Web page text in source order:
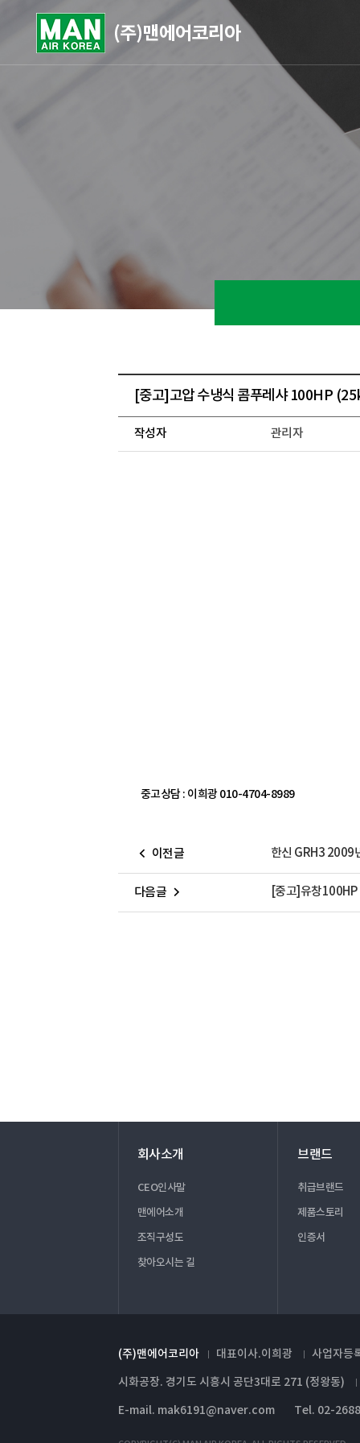
[중고]고압 수냉식 콤푸레샤 100HP
작성자 관리자
중고상담 : 이희광 010-4704-8989
이전글 한신 GRH3 2009
다음글 [중고]유창
회사소개
CEO인사말
맨에어소개
조직구성도
찾아오시는 길
브랜드
취급브랜드
제품스토리
인증서
(주)맨에어코리아 대표이사.이희광 사업자등
시화공장. 경기도 시흥시 공단3대로 271 (정왕동)
E-mail. mak6191@naver.com Tel. 02-